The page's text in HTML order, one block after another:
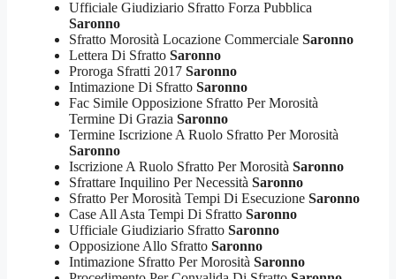
Ufficiale Giudiziario Sfratto Forza Pubblica
Saronno
Sfratto Morosità Locazione Commerciale Saronno
Lettera Di Sfratto Saronno
Proroga Sfratti 2017 Saronno
Intimazione Di Sfratto Saronno
Fac Simile Opposizione Sfratto Per Morosità
Termine Di Grazia Saronno
Termine Iscrizione A Ruolo Sfratto Per Morosità
Saronno
Iscrizione A Ruolo Sfratto Per Morosità Saronno
Sfrattare Inquilino Per Necessità Saronno
Sfratto Per Morosità Tempi Di Esecuzione Saronno
Case All Asta Tempi Di Sfratto Saronno
Ufficiale Giudiziario Sfratto Saronno
Opposizione Allo Sfratto Saronno
Intimazione Sfratto Per Morosità Saronno